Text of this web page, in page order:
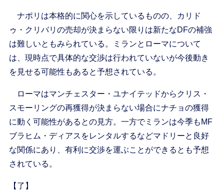
ナポリは本格的に関心を示しているものの、カリド
ゥ・クリバリの売却が決まらない限りは新たなDFの補強
は難しいともみられている。ミランとローマについて
は、現時点で具体的な交渉は行われていないが今後動き
を見せる可能性もあると予想されている。
ローマはマンチェスター・ユナイテッドからクリス・
スモーリングの再獲得が決まらない場合にナチョの獲得
に動く可能性があるとの見方。一方でミランは今季もMF
ブラヒム・ディアスをレンタルするなどマドリーと良好
な関係にあり、有利に交渉を運ぶことができるとも予想
されている。
【了】